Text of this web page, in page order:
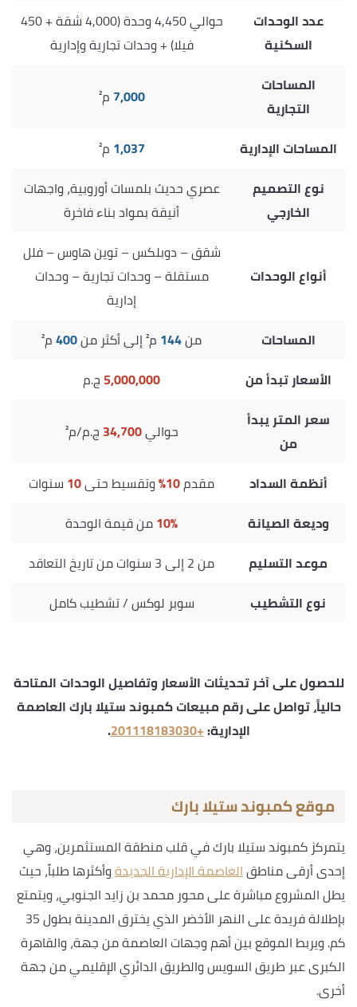
عدد الوحدات
السكنية
حوالي 4,450 وحدة (4,000 شقة + 450
فيلا) + وحدات تجارية وإدارية
المساحات
التجارية
7,000 م²
المساحات الإدارية 1,037 م²
نوع التصميم
الخارجي
عصري حديث بلمسات أوروبية، واجهات
أنيقة بمواد بناء فاخرة
أنواع الوحدات
شقق – دوبلكس – توين هاوس – فلل
مستقلة – وحدات تجارية – وحدات
إدارية
المساحات
من144 م² إلى أكثر من 400م²
الأسعار تبدأ من
5,000,000 ج.م
سعر المتر يبدأ
من
حوالي34,700 ج.م/م²
أنظمة السداد مقدم10% وتقسيط حتى10 سنوات
وديعة الصيانة
10%من قيمة الوحدة
موعد التسليم
من 2 إلى 3 سنوات من تاريخ التعاقد
نوع التشطيب
سوبر لوكس / تشطيب كامل
للحصول على آخر تحديثات الأسعار وتفاصيل الوحدات المتاحة
حالياً، تواصل على رقم مبيعات كمبوند ستيلا بارك العاصمة
الإدارية:+201118183030
.
موقع كمبوند ستيلا بارك
يتمركز كمبوند ستيلا بارك في قلب منطقة المستثمرين، وهي
إحدى أرقى مناطقالعاصمة الإدارية الجديدةوأكثرها طلباً، حيث
يطل المشروع مباشرة على محور محمد بن زايد الجنوبي، ويتمتع
بإطلالة فريدة على النهر الأخضر الذي يخترق المدينة بطول 35
كم. ويربط الموقع بين أهم وجهات العاصمة من جهة، والقاهرة
الكبرى عبر طريق السويس والطريق الدائري الإقليمي من جهة
أخرى.